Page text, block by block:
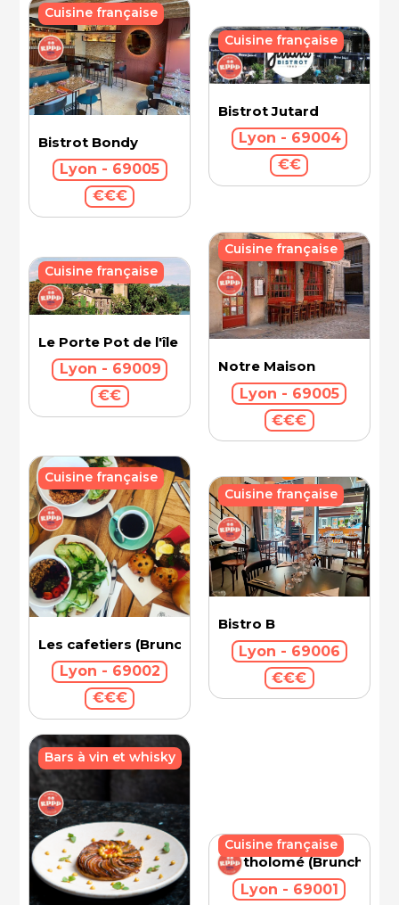
Bistrot Bondy
Lyon - 69005
€€€
Cuisine française
Bistrot Jutard
Lyon - 69004
€€
Cuisine française
Le Porte Pot de l'île Barbe
Lyon - 69009
€€
Cuisine française
Notre Maison
Lyon - 69005
€€€
Cuisine française
Les cafetiers (Brunch)
Lyon - 69002
€€€
Cuisine française
Bistro B
Lyon - 69006
€€€
Cuisine française
Bars à vin et whisky
Bartholomé (Brunch)
Lyon - 69001
Cuisine française